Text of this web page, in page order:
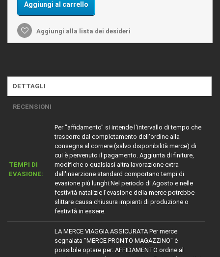
Aggiungi al carrello
Aggiungi alla lista dei desideri
DETTAGLI
RECENSIONI
TEMPI DI
EVASIONE:
Per "affidamento" si intende l'intervallo di tempo che
trascorre dal completamento dell'ordine alla
consegna al corriere (salvo disponibilità merce) di
cui è pervenuto il pagamento. Aggiunta di finiture,
modifiche o qualsiasi altra lavorazione extra
dall'inserzione standard comportano tempi di
evasione più lunghi.Nel periodo di Agosto e nelle
festività natalizie l'evasione della merce potrebbe
slittare causa chiusura impianti di produzione o
festività in essere.
LA MERCE VIAGGIA ASSICURATA Per merce
segnalata "MERCE PRONTO MAGAZZINO" è
possibile optare per: AFFIDAMENTO ordine al